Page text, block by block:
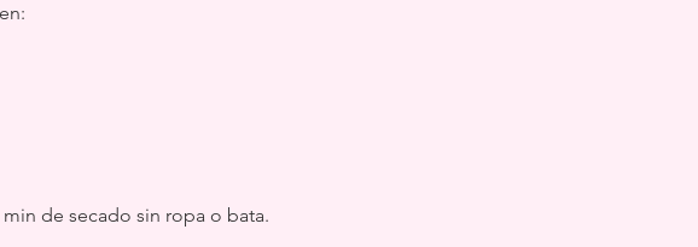
de secado sin ropa o bata.